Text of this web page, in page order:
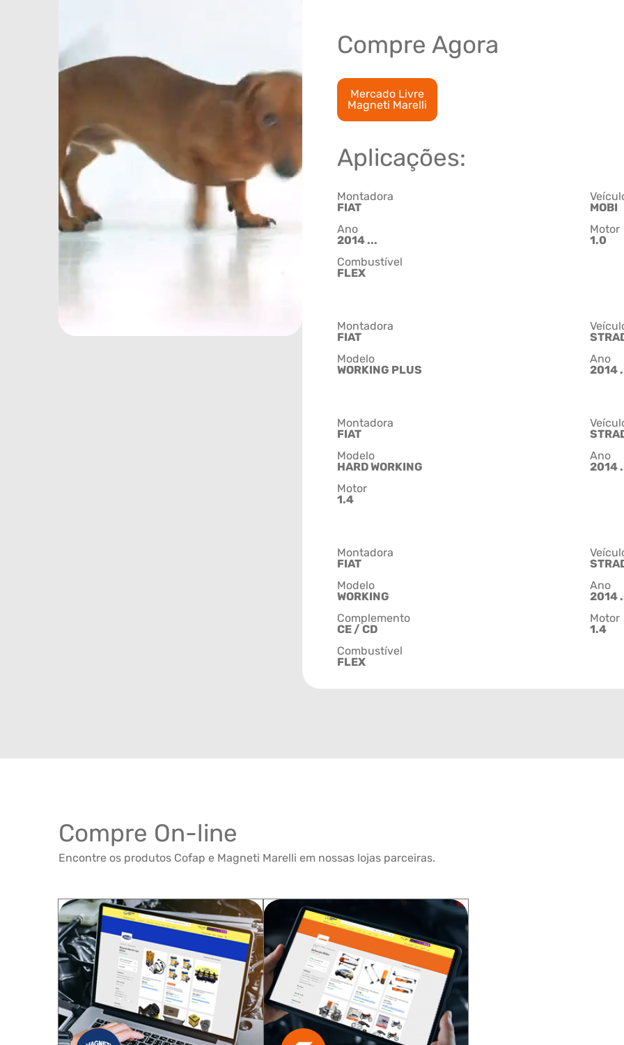
Compre Agora
Mercado Livre
Magneti Marelli
Aplicações:
Montadora
FIAT
MOBI
Ano
2014 ...
Motor
1.0
Combustível
FLEX
Montadora
FIAT
Modelo
WORKING PLUS
Ano
2014
Montadora
FIAT
Modelo
HARD WORKING
Ano
2014
Motor
1.4
Montadora
FIAT
Modelo
WORKING
Ano
2014
Complemento
CE / CD
Motor
1.4
Combustível
FLEX
Compre On-line
Encontre os produtos Cofap e Magneti Marelli em nossas lojas parceiras.